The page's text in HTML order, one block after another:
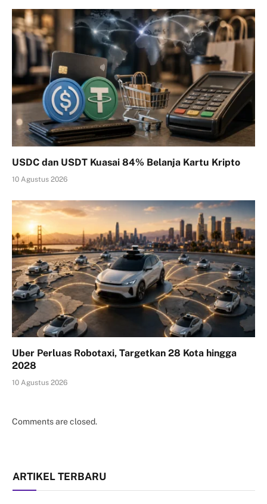
USDC dan USDT Kuasai 84% Belanja Kartu Kripto
10 Agustus 2026
Uber Perluas Robotaxi, Targetkan 28 Kota hingga
2028
10 Agustus 2026
Comments are closed.
ARTIKEL TERBARU